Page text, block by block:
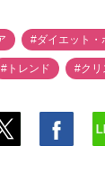
#ダイエット・
#トレンド #クリ